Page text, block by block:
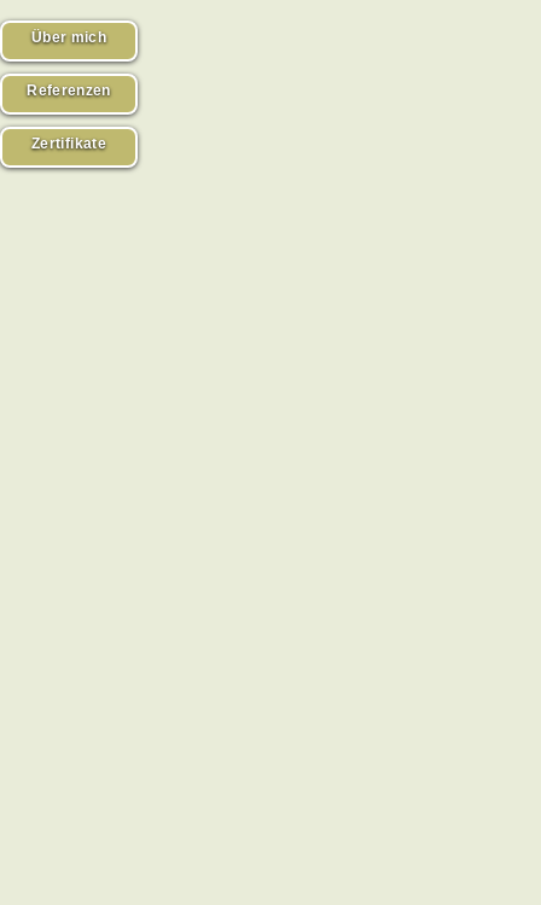
Über mich
Referenzen
Zertifikate